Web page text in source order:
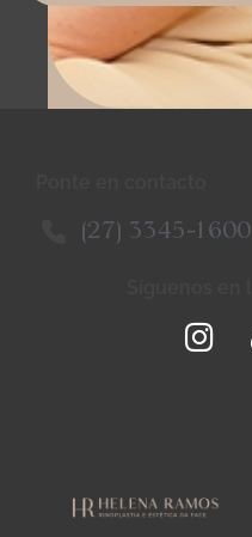
(27) 3345-1600